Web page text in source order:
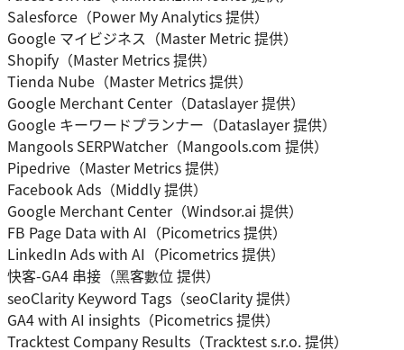
Salesforce（Power My Analytics 提供）
Google マイビジネス（Master Metric 提供）
Shopify（Master Metrics 提供）
Tienda Nube（Master Metrics 提供）
Google Merchant Center（Dataslayer 提供）
Google キーワードプランナー（Dataslayer 提供）
Mangools SERPWatcher（Mangools.com 提供）
Pipedrive（Master Metrics 提供）
Facebook Ads（Middly 提供）
Google Merchant Center（Windsor.ai 提供）
FB Page Data with AI（Picometrics 提供）
LinkedIn Ads with AI（Picometrics 提供）
快客-GA4 串接（黑客數位 提供）
seoClarity Keyword Tags（seoClarity 提供）
GA4 with AI insights（Picometrics 提供）
Tracktest Company Results（Tracktest s.r.o. 提供）